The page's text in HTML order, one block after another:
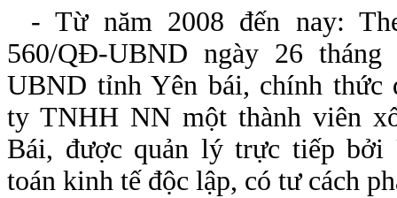
- Từ năm 2008 đến nay:
560/QĐ-UBND ngày 26
UBND tỉnh Yên bái, chính thức
ty TNHH NN một thành viên
Bái, được quản lý trực tiếp bởi
toán kinh tế độc lập, có tư cách